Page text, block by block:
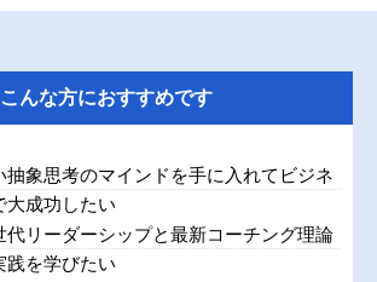
こんな方におすすめです
抽象思考のマインドを手に入れてビジネ
大成功したい
代リーダーシップと最新コーチング理論
践を学びたい